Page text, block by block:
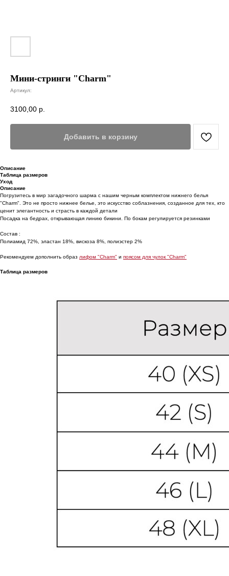
Мини-стринги "Charm"
Артикул:
3100,00 р.
Добавить в корзину
Описание
Таблица размеров
Уход
Описание
Погрузитесь в мир загадочного шарма с нашим черным комплектом нижнего белья
"Charm". Это не просто нижнее белье, это искусство соблазнения, созданное для тех, кто
ценит элегантность и страсть в каждой детали
Посадка на бедрах, открывающая линию бикини. По бокам регулируется резинками
Состав :
Полиамид 72%, эластан 18%, вискоза 8%, полиэстер 2%
Рекомендуем дополнить образ лифом "Charm" и поясом для чулок "Charm"
Таблица размеров